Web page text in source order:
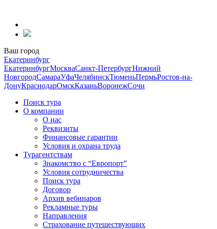
содержанию
Ваш город
Екатеринбург
ЕкатеринбургМоскваСанкт-ПетербургНижний
НовгородСамараУфаЧелябинскТюменьПермьРостов-на-
ДонуКраснодарОмскКазаньВоронежСочи
Поиск тура
О компании
О нас
Реквизиты
Финансовые гарантии
Условия и охрана труда
Турагентствам
Знакомство с “Европорт”
Условия сотрудничества
Поиск тура
Договор
Архив вебинаров
Рекламные туры
Направления
Страхование путешествующих